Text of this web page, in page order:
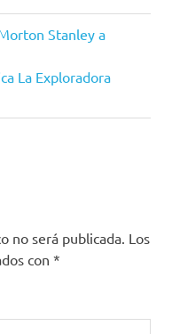
Stanley a
La Exploradora
no será publicada. Los
con *